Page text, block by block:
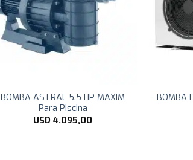
BOMBA ASTRAL 5.5 HP MAXIM
Para Piscina
USD4.095,00
BOMBA